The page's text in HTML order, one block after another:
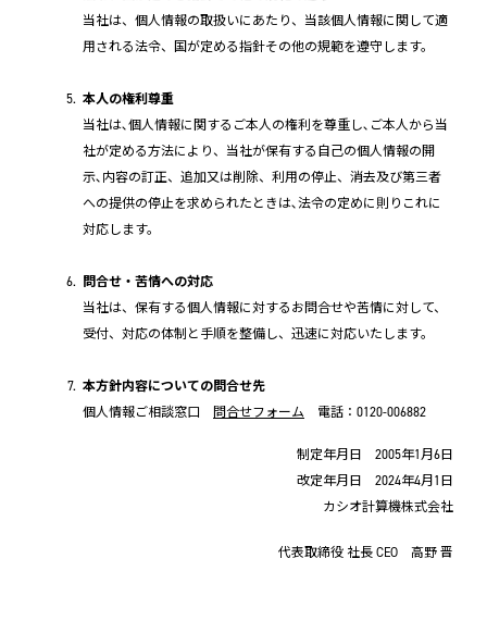
当社は、個人情報の取扱いにあたり、当該個人情報に関して適
用される法令、国が定める指針その他の規範を遵守します。
本人の権利尊重
当社は､個人情報に関するご本人の権利を尊重し､ご本人から当
社が定める方法により、当社が保有する自己の個人情報の開
示､内容の訂正、追加又は削除、利用の停止、消去及び第三者
への提供の停止を求められたときは､法令の定めに則りこれに
対応します。
問合せ・苦情への対応
当社は、保有する個人情報に対するお問合せや苦情に対して、
受付、対応の体制と手順を整備し、迅速に対応いたします。
本方針内容についての問合せ先
個人情報ご相談窓口
問合せフォーム 電話：0120-006882
制定年月日 2005年1月6日
改定年月日 2024年4月1日
カシオ計算機株式会社
代表取締役 社長 CEO 高野 晋